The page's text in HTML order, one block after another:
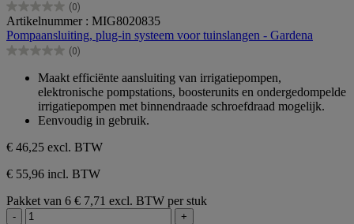
(0)
0.0
van
de
5
Artikelnummer : MIG8020835
Pompaansluiting, plug-in systeem voor tuinslangen - Gardena
(0)
0.0
sterren.
Maakt efficiënte aansluiting van irrigatiepompen,
elektronische pompstations, boosterunits en ondergedompelde
irrigatiepompen met binnendraade schroefdraad mogelijk.
Eenvoudig in gebruik.
€ 46,25 excl. BTW
€ 55,96 incl. BTW
Pakket van 6 € 7,71 excl. BTW per stuk
- +